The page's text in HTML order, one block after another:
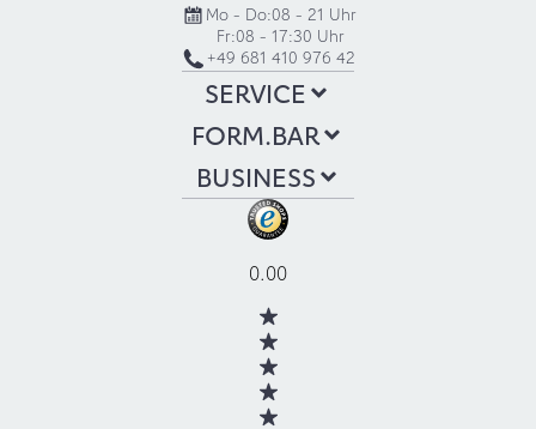
Mo - Do:08 - 21 Uhr
Fr:08 - 17:30 Uhr
+49 681 410 976 42
SERVICE
FORM.BAR
BUSINESS
0.00